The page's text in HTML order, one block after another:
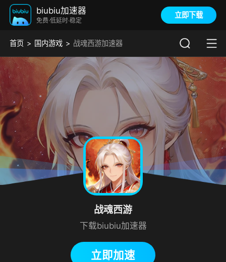
biubiu加速器
免费·低延时·稳定
立即下载
首页 国内游戏 战魂西游加速器
战魂西游
下载biubiu加速器
立即加速